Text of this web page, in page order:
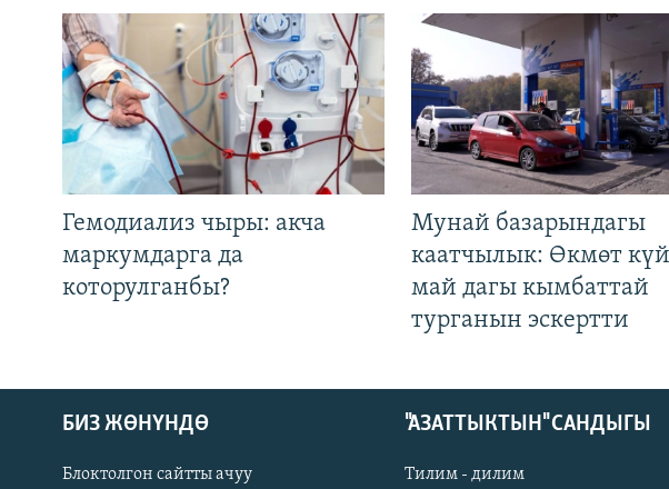
Гемодиализ чыры: акча
маркумдарга да
которулганбы?
Мунай базарындагы
каатчылык: Өкмөт
май дагы кымбаттай
турганын эскертти
БИЗ ЖӨНҮНДӨ
Блоктолгон сайтты ачуу
"АЗАТТЫКТЫН" САНДЫГЫ
Тилим - дилим